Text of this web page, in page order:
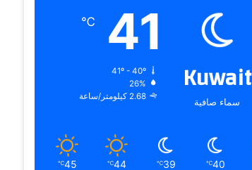
Kuwait
سماء صافية
41
℃
41º - 40º
26%
2.68 كيلومتر/ساعة
40
℃
39
℃
44
℃
45
℃